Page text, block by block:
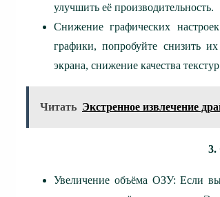
улучшить её производительность.
Снижение графических
графики, попробуйте снизить
экрана, снижение качества
Читать Экстренное извлечение
3.
Увеличение объёма ОЗУ: Если вы